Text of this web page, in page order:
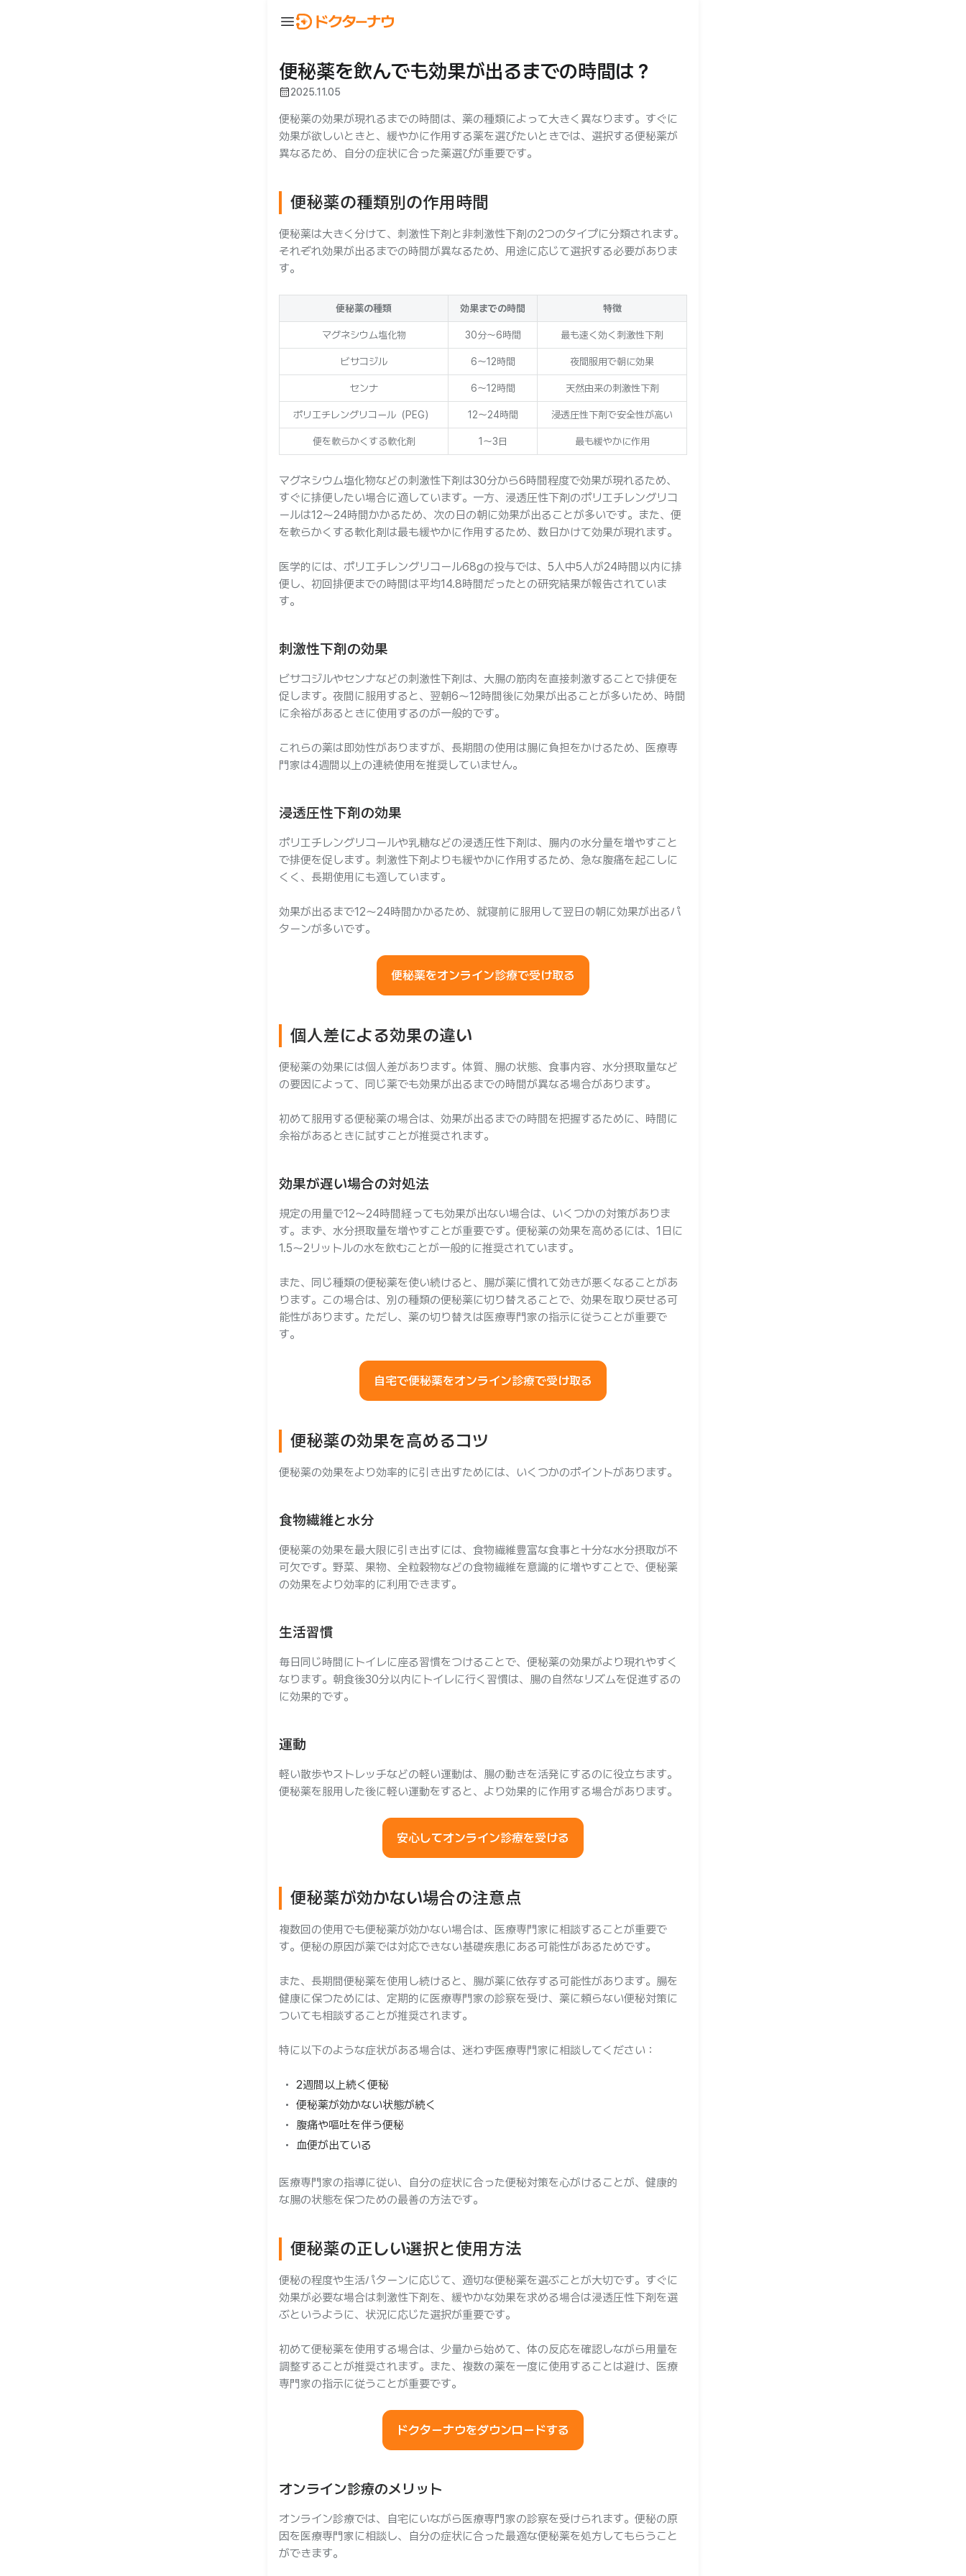
menu
便秘薬を飲んでも効果が出るまでの時間は？
calendar_month2025.11.05
便秘薬の効果が現れるまでの時間は、薬の種類によって大きく異なります。すぐに
効果が欲しいときと、緩やかに作用する薬を選びたいときでは、選択する便秘薬が
異なるため、自分の症状に合った薬選びが重要です。
便秘薬の種類別の作用時間
便秘薬は大きく分けて、刺激性下剤と非刺激性下剤の2つのタイプに分類されます。
それぞれ効果が出るまでの時間が異なるため、用途に応じて選択する必要がありま
す。
便秘薬の種類 効果までの時間 特徴
マグネシウム塩化物 30分～6時間 最も速く効く刺激性下剤
ビサコジル 6～12時間 夜間服用で朝に効果
センナ 6～12時間 天然由来の刺激性下剤
ポリエチレングリコール（PEG） 12～24時間 浸透圧性下剤で安全性が高い
便を軟らかくする軟化剤 1～3日 最も緩やかに作用
マグネシウム塩化物などの刺激性下剤は30分から6時間程度で効果が現れるため、
すぐに排便したい場合に適しています。一方、浸透圧性下剤のポリエチレングリコ
ールは12～24時間かかるため、次の日の朝に効果が出ることが多いです。また、便
を軟らかくする軟化剤は最も緩やかに作用するため、数日かけて効果が現れます。
医学的には、ポリエチレングリコール68gの投与では、5人中5人が24時間以内に排
便し、初回排便までの時間は平均14.8時間だったとの研究結果が報告されていま
す。
刺激性下剤の効果
ビサコジルやセンナなどの刺激性下剤は、大腸の筋肉を直接刺激することで排便を
促します。夜間に服用すると、翌朝6～12時間後に効果が出ることが多いため、時間
に余裕があるときに使用するのが一般的です。
これらの薬は即効性がありますが、長期間の使用は腸に負担をかけるため、医療専
門家は4週間以上の連続使用を推奨していません。
浸透圧性下剤の効果
ポリエチレングリコールや乳糖などの浸透圧性下剤は、腸内の水分量を増やすこと
で排便を促します。刺激性下剤よりも緩やかに作用するため、急な腹痛を起こしに
くく、長期使用にも適しています。
効果が出るまで12～24時間かかるため、就寝前に服用して翌日の朝に効果が出るパ
ターンが多いです。
便秘薬をオンライン診療で受け取る
個人差による効果の違い
便秘薬の効果には個人差があります。体質、腸の状態、食事内容、水分摂取量など
の要因によって、同じ薬でも効果が出るまでの時間が異なる場合があります。
初めて服用する便秘薬の場合は、効果が出るまでの時間を把握するために、時間に
余裕があるときに試すことが推奨されます。
効果が遅い場合の対処法
規定の用量で12～24時間経っても効果が出ない場合は、いくつかの対策がありま
す。まず、水分摂取量を増やすことが重要です。便秘薬の効果を高めるには、1日に
1.5～2リットルの水を飲むことが一般的に推奨されています。
また、同じ種類の便秘薬を使い続けると、腸が薬に慣れて効きが悪くなることがあ
ります。この場合は、別の種類の便秘薬に切り替えることで、効果を取り戻せる可
能性があります。ただし、薬の切り替えは医療専門家の指示に従うことが重要で
す。
自宅で便秘薬をオンライン診療で受け取る
便秘薬の効果を高めるコツ
便秘薬の効果をより効率的に引き出すためには、いくつかのポイントがあります。
食物繊維と水分
便秘薬の効果を最大限に引き出すには、食物繊維豊富な食事と十分な水分摂取が不
可欠です。野菜、果物、全粒穀物などの食物繊維を意識的に増やすことで、便秘薬
の効果をより効率的に利用できます。
生活習慣
毎日同じ時間にトイレに座る習慣をつけることで、便秘薬の効果がより現れやすく
なります。朝食後30分以内にトイレに行く習慣は、腸の自然なリズムを促進するの
に効果的です。
運動
軽い散歩やストレッチなどの軽い運動は、腸の動きを活発にするのに役立ちます。
便秘薬を服用した後に軽い運動をすると、より効果的に作用する場合があります。
安心してオンライン診療を受ける
便秘薬が効かない場合の注意点
複数回の使用でも便秘薬が効かない場合は、医療専門家に相談することが重要で
す。便秘の原因が薬では対応できない基礎疾患にある可能性があるためです。
また、長期間便秘薬を使用し続けると、腸が薬に依存する可能性があります。腸を
健康に保つためには、定期的に医療専門家の診察を受け、薬に頼らない便秘対策に
ついても相談することが推奨されます。
特に以下のような症状がある場合は、迷わず医療専門家に相談してください：
2週間以上続く便秘
便秘薬が効かない状態が続く
腹痛や嘔吐を伴う便秘
血便が出ている
医療専門家の指導に従い、自分の症状に合った便秘対策を心がけることが、健康的
な腸の状態を保つための最善の方法です。
便秘薬の正しい選択と使用方法
便秘の程度や生活パターンに応じて、適切な便秘薬を選ぶことが大切です。すぐに
効果が必要な場合は刺激性下剤を、緩やかな効果を求める場合は浸透圧性下剤を選
ぶというように、状況に応じた選択が重要です。
初めて便秘薬を使用する場合は、少量から始めて、体の反応を確認しながら用量を
調整することが推奨されます。また、複数の薬を一度に使用することは避け、医療
専門家の指示に従うことが重要です。
ドクターナウをダウンロードする
オンライン診療のメリット
オンライン診療では、自宅にいながら医療専門家の診察を受けられます。便秘の原
因を医療専門家に相談し、自分の症状に合った最適な便秘薬を処方してもらうこと
ができます。